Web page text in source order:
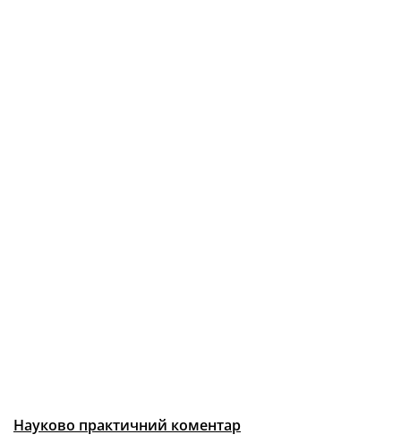
Науково практичний коментар